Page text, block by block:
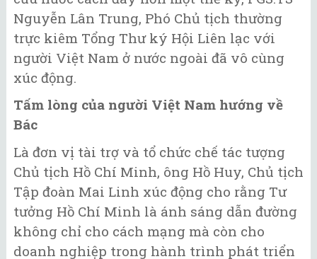
Nguyễn Lân Trung, Phó Chủ tịch thường
trực kiêm Tổng Thư ký Hội Liên lạc với
người Việt Nam ở nước ngoài đã vô cùng
xúc động.
Tấm lòng của người Việt Nam hướng về
Bác
Là đơn vị tài trợ và tổ chức chế tác tượng
Chủ tịch Hồ Chí Minh, ông Hồ Huy, Chủ tịch
Tập đoàn Mai Linh xúc động cho rằng Tư
tưởng Hồ Chí Minh là ánh sáng dẫn đường
không chỉ cho cách mạng mà còn cho
doanh nghiệp trong hành trình phát triển